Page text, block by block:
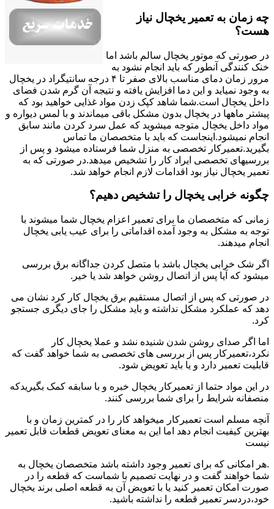
چه زمان به تعمیر یخچال نیاز
هست؟
در صورتی که موتور یخچال سالم باشد اما
خنک کنندگی آنطور که باید انجام نشود به
مرور زمان دمای مناسب بالای صفر تا ۴ درجه سانتیگراد در یخچال
به وجود نمیاید و این دما افزایش یافته و نتیجه آن گرم شدن فضای
داخل یخچال است.شما شاهد کپک زدن مواد غذایی خواهید بود که
پیشتر ماهها در یخچال بدون مشکل باقی میماندند و با لمس دیواره و
مواد داخل یخچال متوجه میشوید که عمل سرد کردن مانند سابق
انجام نمیشود.اینجاست که باید با متخصصان ما تماس
بگیرید.تعمیرکار تخصصی به منزل شما فرستاده میشود و پس از
بررسیهای تخصصی ایراد کار را تشخیص میدهد.در صورتی که به
تعمیر یخچال نیاز بود اقدامات لازم انجام خواهد شد.
چگونه خرابی یخچال را تشخیص دهیم؟
زمانی که متخصصان ما برای تعمیر اعزام یخچال شما میشوند با
توجه به مشکل به وجود آمده اقداماتی را برای عیب یابی یخچال
انجام میدهند.
اگر شک خرابی یخچال باشد با متصل کردن جداگانه برق بررسی
میشود که آیا پس از اتصال روشن خواهد شد یا خیر.
در صورتی که پس از اتصال مستقیم برق یخچال کار کرد نشان می
دهد که عملکرد مشکل نداشته و باید مشکل را جای دیگری جستجو
کرد.
اما اگر صدای روشن شدن شنیده نشد و عملا یخچال کار
نکرد،تعمیرکار پس از بررسی های تخصصی به شما خواهد گفت که
قابلیت تعمیر دارد و یا باید تعویض شود.
در این مواد حتما از تعمیرکار یخچال خبره و با سابقه کمک بگیریدکه
منصفانه شرایط را برای شما بررسی کنند.
آنچه مسلم است تعمیرکار میخواهد کار را در کمترین زمان و با
بهترین کیفیت انجام دهد اما این به معنای تعویض قطعات قابل تعمیر
نیست
.هر امکانی که برای تعمیر وجود داشته باشد متخصصان یخچال به
شما خواهند گفت و در نهایت تصمیم با شماست که قطعه را در
صورت امکان تعمیر کنید یا با تعویض آن به قطعه اصلی برند یخچال
خود،دردسر تعمیر قطعه را نداشته باشید.